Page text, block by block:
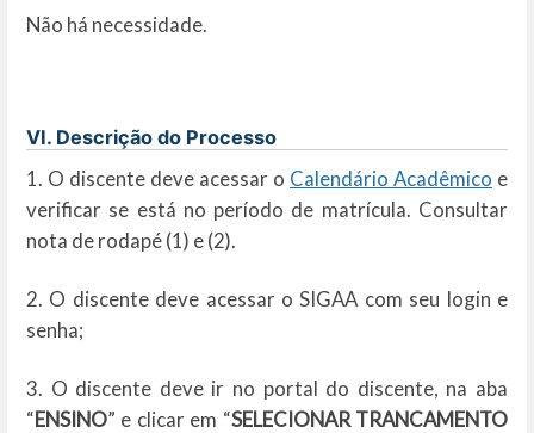
Não há necessidade.
VI. Descrição do Processo
1. O discente deve acessar o Calendário Acadêmico e
verificar se está no período de matrícula. Consultar
nota de rodapé (1) e (2).
2. O discente deve acessar o SIGAA com seu login e
senha;
3. O discente deve ir no portal do discente, na aba
“ENSINO” e clicar em “SELECIONAR TRANCAMENTO